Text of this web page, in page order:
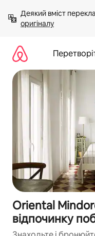
вмісту
Деякий вміст
оригіналу
Oriental
відпочинку